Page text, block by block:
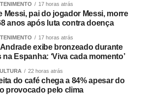
publicado na revistaClinical
de centenas de milhares de
a relação entre composição corporal,
de demência.
que tanto a sarcopenia isolada
sarcopênica estavam associadas a
cognitivo. Um dos achados
17 horas atrás
Messi, pai do jogador Messi, morre
anos após luta contra doença
17 horas atrás
Andrade exibe bronzeado durante
na Espanha: ‘Viva cada momento’
22 horas atrás
do café chega a 84% apesar do
provocado pelo clima